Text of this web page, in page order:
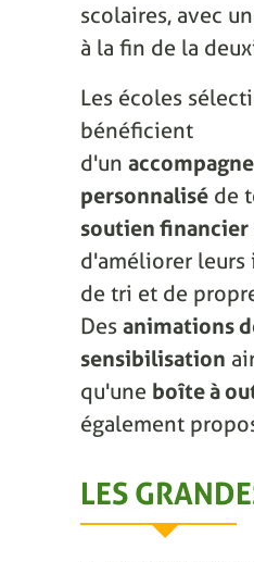
scolaires, avec
à la fin de la
Les écoles
bénéficient
d'un
personnalisé de
soutien financier
d'améliorer leurs
de tri et de
Des animations
sensibilisation
qu'une boîte à
également
LES